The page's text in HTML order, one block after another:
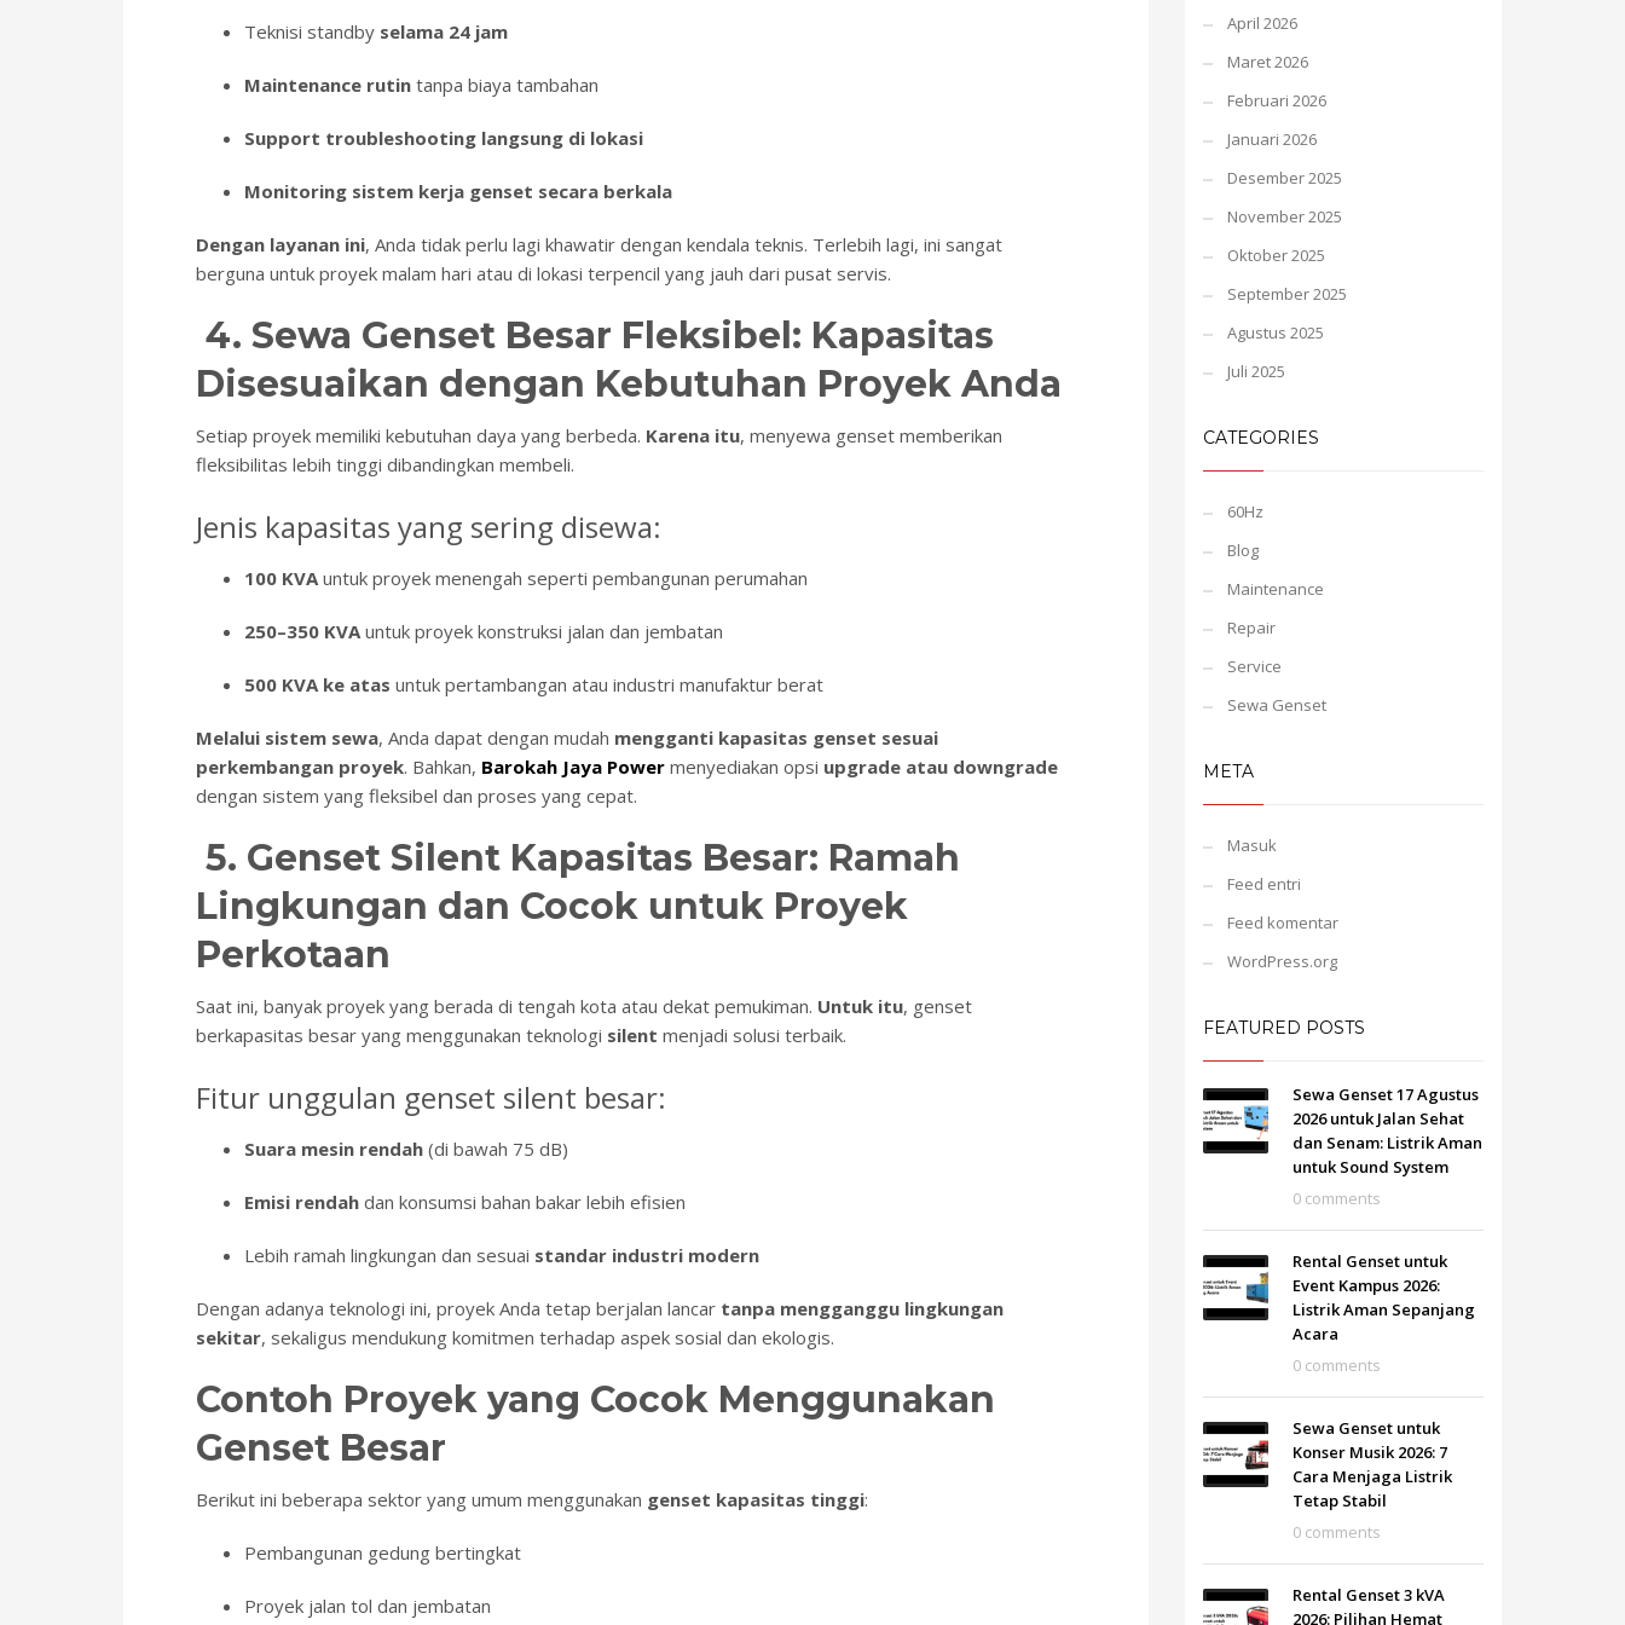
Teknisi standby selama 24 jam
Maintenance rutin tanpa biaya tambahan
Support troubleshooting langsung di lokasi
Monitoring sistem kerja genset secara berkala
Dengan layanan ini, Anda tidak perlu lagi khawatir dengan kendala teknis. Terlebih lagi, ini sangat
berguna untuk proyek malam hari atau di lokasi terpencil yang jauh dari pusat servis.
4. Sewa Genset Besar Fleksibel: Kapasitas
Disesuaikan dengan Kebutuhan Proyek Anda
Setiap proyek memiliki kebutuhan daya yang berbeda. Karena itu, menyewa genset memberikan
fleksibilitas lebih tinggi dibandingkan membeli.
Jenis kapasitas yang sering disewa:
100 KVAuntuk proyek menengah seperti pembangunan perumahan
250–350 KVAuntuk proyek konstruksi jalan dan jembatan
500 KVA ke atas untuk pertambangan atau industri manufaktur berat
Melalui sistem sewa, Anda dapat dengan mudah mengganti kapasitas genset sesuai
perkembangan proyek. Bahkan, Barokah Jaya Power menyediakan opsi upgrade atau downgrade
dengan sistem yang fleksibel dan proses yang cepat.
5. Genset Silent Kapasitas Besar: Ramah
Lingkungan dan Cocok untuk Proyek
Perkotaan
Saat ini, banyak proyek yang berada di tengah kota atau dekat pemukiman. Untuk itu, genset
berkapasitas besar yang menggunakan teknologi silent menjadi solusi terbaik.
Fitur unggulan genset silent besar:
Suara mesin rendah (di bawah 75 dB)
Emisi rendah dan konsumsi bahan bakar lebih efisien
Lebih ramah lingkungan dan sesuai standar industri modern
Dengan adanya teknologi ini, proyek Anda tetap berjalan lancar tanpa mengganggu lingkungan
sekitar, sekaligus mendukung komitmen terhadap aspek sosial dan ekologis.
Contoh Proyek yang Cocok Menggunakan
Genset Besar
Berikut ini beberapa sektor yang umum menggunakan genset kapasitas tinggi:
Pembangunan gedung bertingkat
Proyek jalan tol dan jembatan
April 2026
Maret 2026
Februari 2026
Januari 2026
Desember 2025
November 2025
Oktober 2025
September 2025
Agustus 2025
Juli 2025
CATEGORIES
60Hz
Blog
Maintenance
Repair
Service
Sewa Genset
META
Masuk
Feed entri
Feed komentar
WordPress.org
FEATURED POSTS
Sewa Genset 17 Agustus
2026 untuk Jalan Sehat
dan Senam: Listrik Aman
untuk Sound System
0 comments
Rental Genset untuk
Event Kampus 2026:
Listrik Aman Sepanjang
Acara
0 comments
Sewa Genset untuk
Konser Musik 2026: 7
Cara Menjaga Listrik
Tetap Stabil
0 comments
Rental Genset 3 kVA
2026: Pilihan Hemat